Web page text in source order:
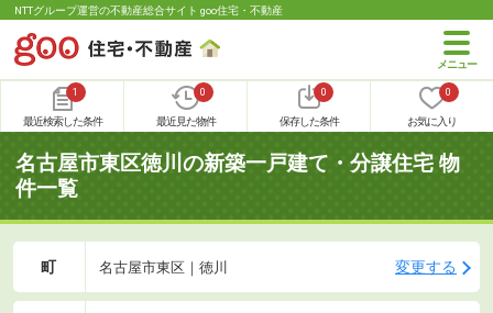
NTTグループ運営の不動産総合サイト goo住宅・不動産
1
最近検索した条件
0
最近見た物件
0
保存した条件
0
お気に入り
名古屋市東区徳川の新築一戸建て・分譲住宅 物
件一覧
町 名古屋市東区｜徳川 変更する